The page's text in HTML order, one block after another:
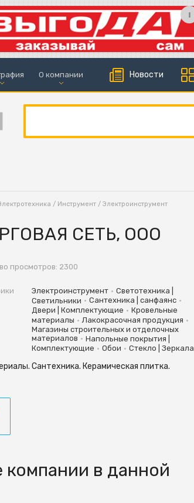
О компании Новости
/ Инструмент / Электроинструмент
СЕТЬ, ООО
просмотров: 2300
Электроинструмент • Светотехника |
Светильники • Сантехника | санфаянс •
Двери | Комплектующие • Кровельные
материалы • Лакокрасочная продукция •
Магазины строительных и отделочных
материалов • Напольные покрытия |
Комплектующие • Обои • Стекло | Зеркала
Сантехника. Керамическая плитка.
в данной